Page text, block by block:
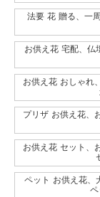
法要 花 贈る、一
お供え花 宅配、仏
お供え花 おしゃれ
プリザ お供え花、
お供え花 セット、
ペット お供え花、
ペ